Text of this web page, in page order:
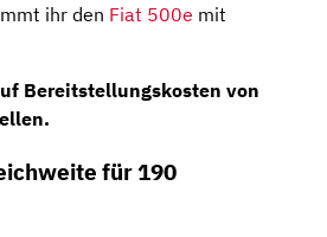
ihr den Fiat 500e mit
Bereitstellungskosten von
für 190